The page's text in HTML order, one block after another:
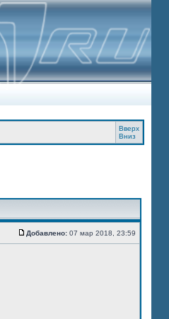
Вверх
Вниз
Добавлено: 07 мар 2018, 23:59